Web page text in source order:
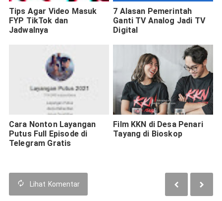
Tips Agar Video Masuk
FYP TikTok dan
Jadwalnya
7 Alasan Pemerintah
Ganti TV Analog Jadi TV
Digital
Cara Nonton Layangan
Putus Full Episode di
Telegram Gratis
Film KKN di Desa Penari
Tayang di Bioskop
Lihat Komentar